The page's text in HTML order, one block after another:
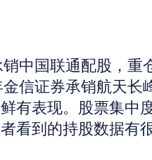
国联通配股，重
信证券承销航天长
有表现。股票集中
看到的持股数据有